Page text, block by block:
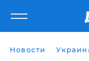
Новости